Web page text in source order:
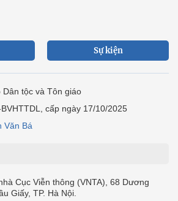
Sự kiện
tộc và Tôn giáo
cấp ngày 17/10/2025
Văn Bá
Cục Viễn thông (VNTA), 68 Dương
Giấy, TP. Hà Nội.